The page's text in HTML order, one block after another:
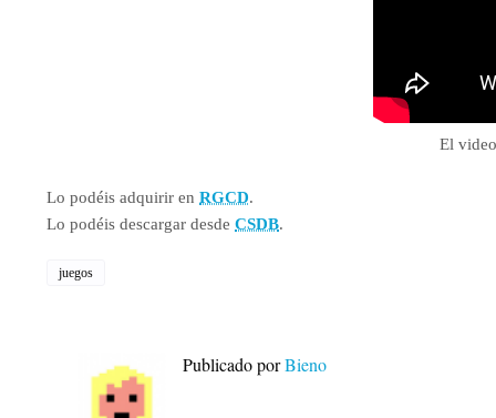
El
Lo podéis adquirir en RGCD.
Lo podéis descargar desde CSDB.
juegos
Publicado porBieno